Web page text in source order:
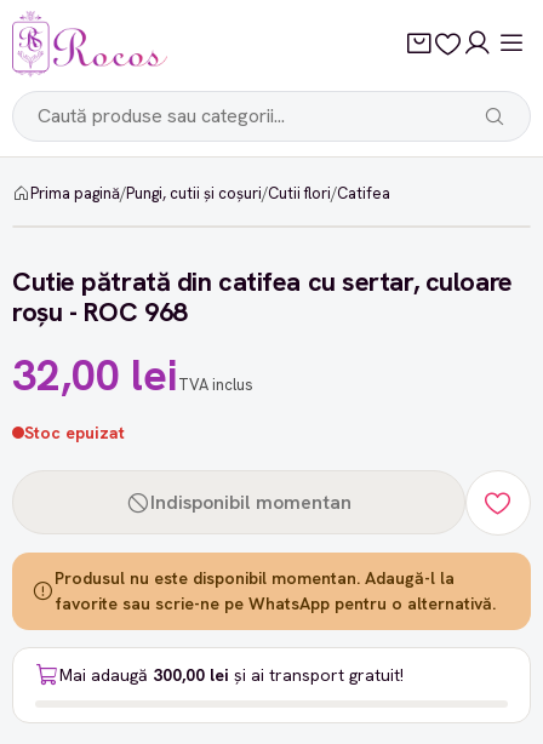
Prima pagină/Pungi, cutii și coșuri/Cutii flori/Catifea
Cutie pătrată din catifea cu sertar, culoare
roșu - ROC 968
32,00 leiTVA inclus
Stoc epuizat
Indisponibil momentan
Produsul nu este disponibil momentan. Adaugă-l la
favorite sau scrie-ne pe WhatsApp pentru o alternativă.
Mai adaugă 300,00 lei și ai transport gratuit!